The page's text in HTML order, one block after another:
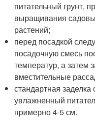
питательный грунт,
выращивания
растений;
перед посадкой
посадочную смесь
температур, а затем
вместительные
стандартная
увлажненный
примерно 4-5 см.